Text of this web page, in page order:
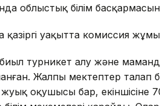
облыстық білім
уақытта комиссия
турникет алу және
Жалпы мектептер талап
оқушысы бар, екіншісіне